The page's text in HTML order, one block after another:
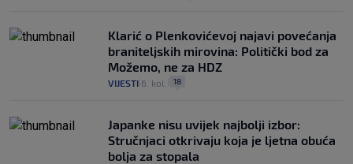
Klarić o Plenkovićevoj najavi povećanja
braniteljskih mirovina: Politički bod za
Možemo, ne za HDZ
VIJESTI 6. kol. 18
Japanke nisu uvijek najbolji izbor:
Stručnjaci otkrivaju koja je ljetna obuća
bolja za stopala